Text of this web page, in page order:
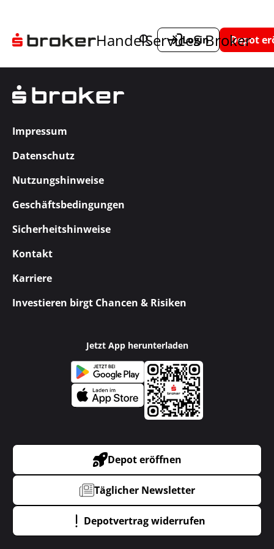
HandelServiceS Broker
Login Depot
Impressum
Datenschutz
Nutzungshinweise
Geschäftsbedingungen
Sicherheitshinweise
Kontakt
Karriere
Investieren birgt Chancen & Risiken
Jetzt App herunterladen
Depot eröffnen
Täglicher Newsletter
Depotvertrag widerrufen